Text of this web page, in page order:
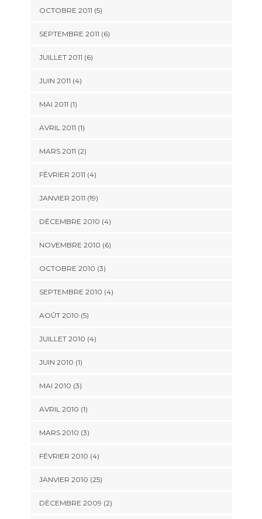
OCTOBRE 2011 (5)
SEPTEMBRE 2011 (6)
JUILLET 2011 (6)
JUIN 2011 (4)
MAI 2011 (1)
AVRIL 2011 (1)
MARS 2011 (2)
FÉVRIER 2011 (4)
JANVIER 2011 (19)
DÉCEMBRE 2010 (4)
NOVEMBRE 2010 (6)
OCTOBRE 2010 (3)
SEPTEMBRE 2010 (4)
AOÛT 2010 (5)
JUILLET 2010 (4)
JUIN 2010 (1)
MAI 2010 (3)
AVRIL 2010 (1)
MARS 2010 (3)
FÉVRIER 2010 (4)
JANVIER 2010 (25)
DÉCEMBRE 2009 (2)